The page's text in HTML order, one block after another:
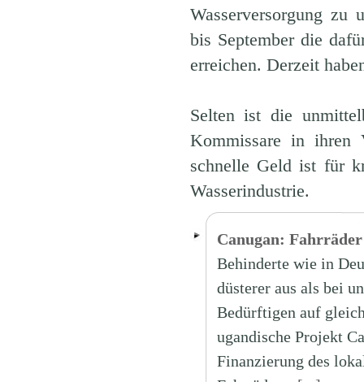
Wasserversorgung zu
bis September die
erreichen. Derzeit
Selten ist die
Kommissare in ihren
schnelle Geld ist für
Wasserindustrie.
Canugan:
Behinderte wie in
düsterer aus als bei
Bedürftigen auf
ugandische Projekt
Finanzierung des